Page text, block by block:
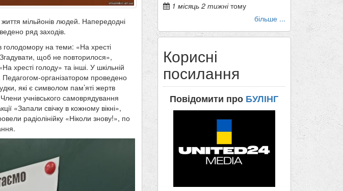
мільйонів людей. Напередодні
ряд заходів.
голодомору на теми: «На хресті
щоб не повторилося»,
хресті голоду» та інші. У шкільній
Педагогом-організатором проведено
які є символом пам’яті жертв
учнівського самоврядування
«Запали свічку в кожному вікні»,
радіолінійку «Ніколи знову!», по
1 місяць 2 тижнітому
більше ...
Корисні
посилання
Повідомити про БУЛІНГ